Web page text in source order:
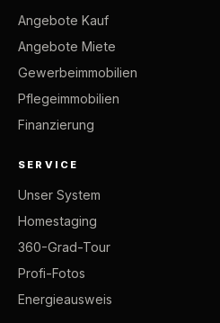
Angebote Kauf
Angebote Miete
Gewerbeimmobilien
Pflegeimmobilien
Finanzierung
SERVICE
Unser System
Homestaging
360-Grad-Tour
Profi-Fotos
Energieausweis